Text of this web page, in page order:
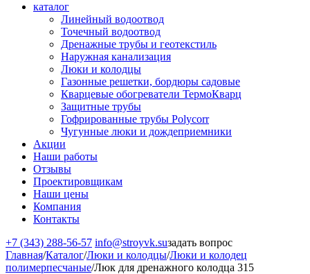
каталог
Линейный водоотвод
Точечный водоотвод
Дренажные трубы и геотекстиль
Наружная канализация
Люки и колодцы
Газонные решетки, бордюры садовые
Кварцевые обогреватели ТермоКварц
Защитные трубы
Гофрированные трубы Polycorr
Чугунные люки и дождеприемники
Акции
Наши работы
Отзывы
Проектировщикам
Наши цены
Компания
Контакты
+7 (343) 288-56-57 info@stroyvk.suзадать вопрос
Главная/Каталог/Люки и колодцы/Люки и колодец
полимерпесчаные/Люк для дренажного колодца 315